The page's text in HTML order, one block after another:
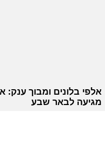
אלפי בלונים ומבוך ענק:
מגיעה לבאר שבע